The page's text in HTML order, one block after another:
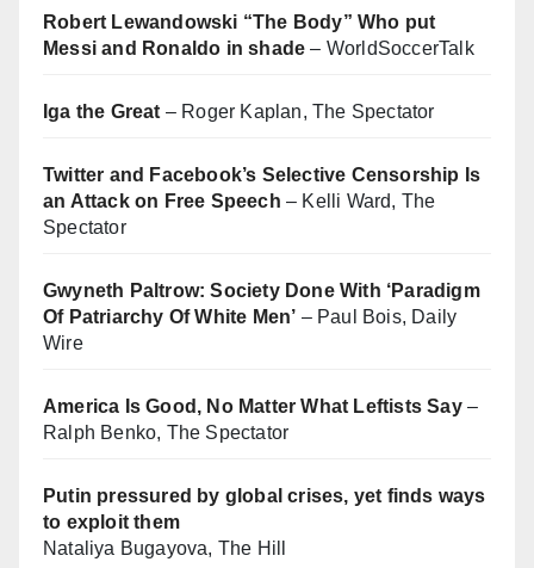
Robert Lewandowski “The Body” Who put
Messi and Ronaldo in shade – WorldSoccerTalk
Iga the Great – Roger Kaplan, The Spectator
Twitter and Facebook’s Selective Censorship Is
an Attack on Free Speech – Kelli Ward, The
Spectator
Gwyneth Paltrow: Society Done With ‘Paradigm
Of Patriarchy Of White Men’ – Paul Bois, Daily
Wire
America Is Good, No Matter What Leftists Say–
Ralph Benko, The Spectator
Putin pressured by global crises, yet finds ways
to exploit them
Nataliya Bugayova, The Hill